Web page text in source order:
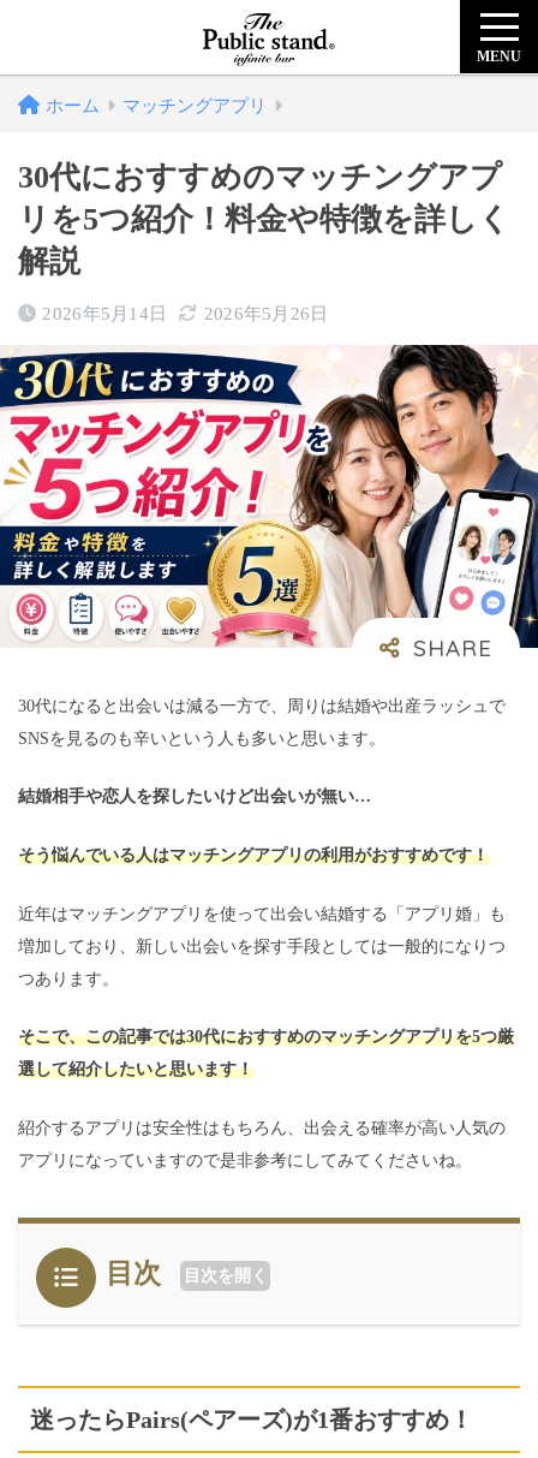
MENU
ホーム マッチングアプリ
30代におすすめのマッチングアプ
リを5つ紹介！料金や特徴を詳しく
解説
2026年5月14日 2026年5月26日
30代になると出会いは減る一方で、周りは結婚や出産ラッシュで
SNSを見るのも辛いという人も多いと思います。
結婚相手や恋人を探したいけど出会いが無い…
そう悩んでいる人はマッチングアプリの利用がおすすめです！
近年はマッチングアプリを使って出会い結婚する「アプリ婚」も
増加しており、新しい出会いを探す手段としては一般的になりつ
つあります。
そこで、この記事では30代におすすめのマッチングアプリを5つ厳
選して紹介したいと思います！
紹介するアプリは安全性はもちろん、出会える確率が高い人気の
アプリになっていますので是非参考にしてみてくださいね。
目次 目次を開く
迷ったらPairs(ペアーズ)が1番おすすめ！